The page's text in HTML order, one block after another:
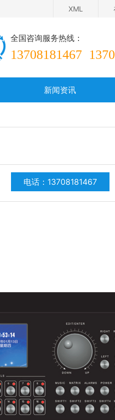
XML
全国咨询服务热线：
13708181467
新闻资讯
电话：13708181467